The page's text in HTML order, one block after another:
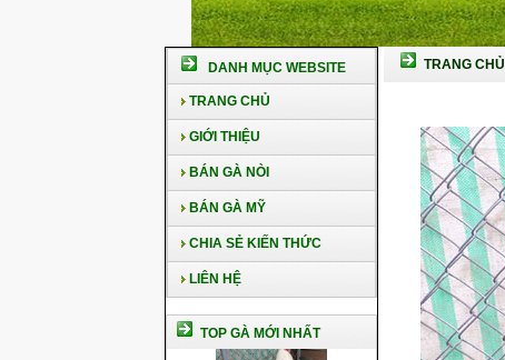
DANH MỤC WEBSITE
TRANG CHỦ
GIỚI THIỆU
BÁN GÀ NÒI
BÁN GÀ MỸ
CHIA SẺ KIẾN THỨC
LIÊN HỆ
TOP GÀ MỚI NHẤT
TRANG CHỦ